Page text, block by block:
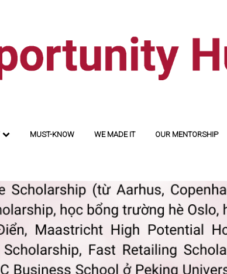
MUST-KNOW WE MADE IT OUR MENTORSHIP